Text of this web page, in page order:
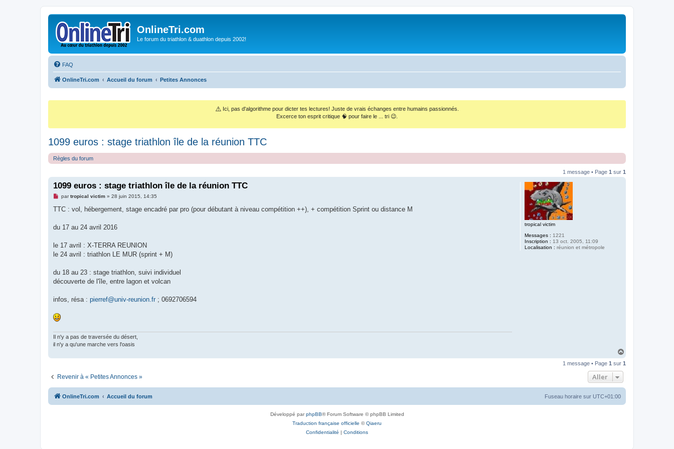
OnlineTri.com
Le forum du triathlon & duathlon depuis 2002!
FAQ
OnlineTri.com Accueil du forum Petites Annonces
⚠️ Ici, pas d'algorithme pour dicter tes lectures! Juste de vrais échanges entre humains passionnés.
Excerce ton esprit critique 🧠 pour faire le ... tri 😉.
1099 euros : stage triathlon île de la réunion TTC
Règles du forum
1 message • Page 1 sur 1
tropical victim
Messages : 1221
Inscription : 13 oct. 2005, 11:09
Localisation : réunion et métropole
1099 euros : stage triathlon île de la réunion TTC
M
s
g
o
partropical victim» 28 juin 2015, 14:35
TTC : vol, hébergement, stage encadré par pro (pour débutant à niveau compétition ++), + compétition Sprint ou distance M
du 17 au 24 avril 2016
le 17 avril : X-TERRA REUNION
le 24 avril : triathlon LE MUR (sprint + M)
du 18 au 23 : stage triathlon, suivi individuel
découverte de l'île, entre lagon et volcan
infos, résa : pierref@univ-reunion.fr ; 0692706594
Il n'y a pas de traversée du désert,
il n'y a qu'une marche vers l'oasis
u
1 message • Page 1 sur 1
Revenir à « Petites Annonces » Aller
OnlineTri.com Accueil du forum Fuseau horaire sur UTC+01:00
Développé parphpBB® Forum Software © phpBB Limited
Traduction française officielle ©Qiaeru
Confidentialité | Conditions